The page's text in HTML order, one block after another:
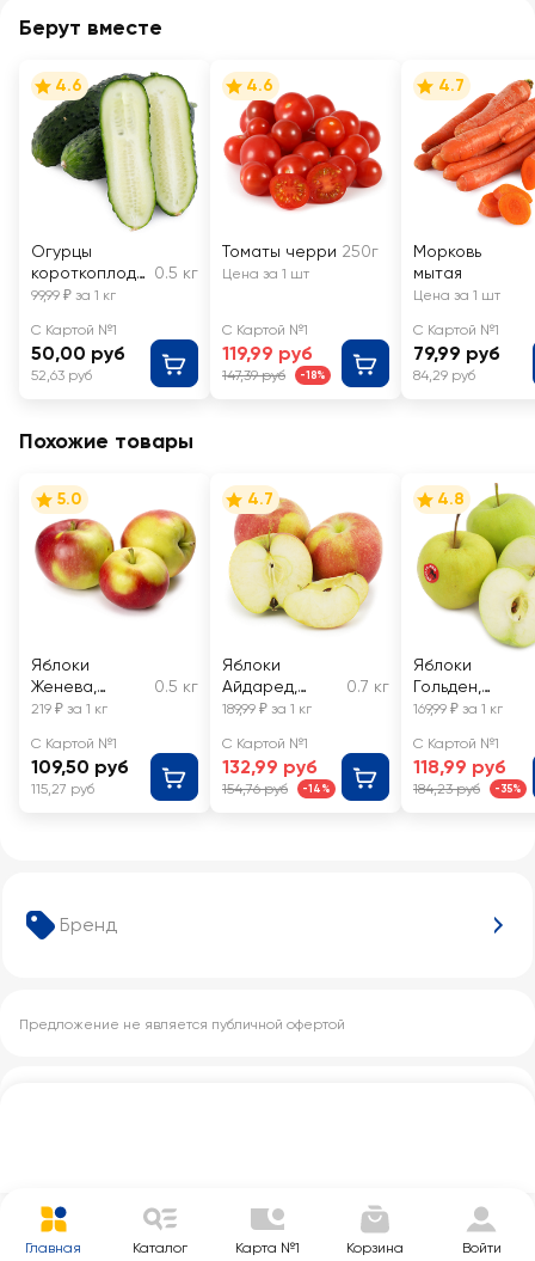
Бренд
Предложение не является публичной офертой
Берут вместе
4.6
Огурцы
короткоплодн
ые грунтовые,
0.5 кг
99,99 ₽ за 1 кг
С Картой №1
50,00 руб
52,63 руб
4.6
Томаты черри 250г
Цена за 1 шт
С Картой №1
119,99 руб
147,39 руб -18%
4.7
Морковь
мытая
Цена за 1 шт
С Картой №1
79,99 руб
84,29 руб
Похожие товары
5.0
Яблоки
Женева,
весовые
0.5 кг
219 ₽ за 1 кг
С Картой №1
109,50 руб
115,27 руб
4.7
Яблоки
Айдаред,
весовые
0.7 кг
189,99 ₽ за 1 кг
С Картой №1
132,99 руб
154,76 руб -14%
4.8
Яблоки
Гольден,
весовые
169,99 ₽ за 1 кг
С Картой №1
118,99 руб
184,23 руб -35%
Главная Каталог Карта №1 Корзина Войти